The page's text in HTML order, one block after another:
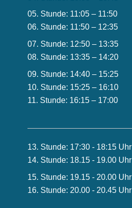
05. Stunde: 11:05 – 11:50
06. Stunde: 11:50 – 12:35
07. Stunde: 12:50 – 13:35
08. Stunde: 13:35 – 14:20
09. Stunde: 14:40 – 15:25
10. Stunde: 15:25 – 16:10
11. Stunde: 16:15 – 17:00
13. Stunde: 17:30 - 18:15 Uhr
14. Stunde: 18.15 - 19.00 Uhr
15. Stunde: 19.15 - 20.00 Uhr
16. Stunde: 20.00 - 20.45 Uhr